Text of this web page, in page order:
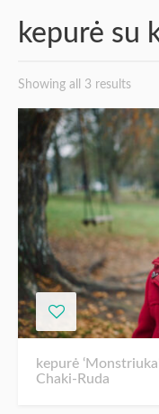
kepurė su
Showing all 3 results
kepurė
Chaki-Ruda